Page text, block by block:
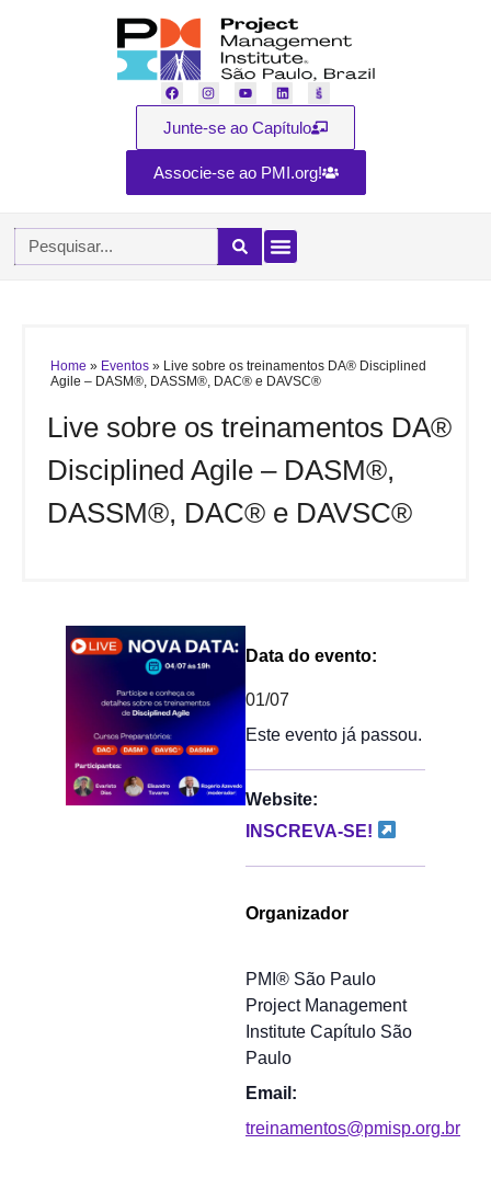
Junte-se ao Capítulo
Associe-se ao PMI.org!
Home » Eventos » Live sobre os treinamentos DA® Disciplined
Agile – DASM®, DASSM®, DAC® e DAVSC®
Live sobre os treinamentos DA®
Disciplined Agile – DASM®,
DASSM®, DAC® e DAVSC®
Data do evento:
01/07
Este evento já passou.
Website:
INSCREVA-SE!
Organizador
PMI® São Paulo
Project Management
Institute Capítulo São
Paulo
Email:
treinamentos@pmisp.org.br